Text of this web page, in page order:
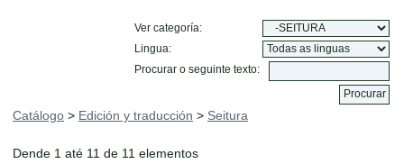
Ver categoría:
Lingua:
Procurar o seguinte texto:
Catálogo > Edición y traducción > Seitura
Dende 1 até 11 de 11 elementos